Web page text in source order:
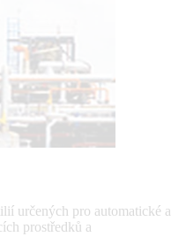
určených pro automatické a
prostředků a